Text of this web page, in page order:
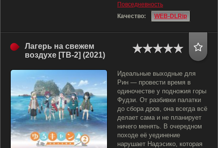
Повседневность
Качество:
WEB-DLRip
Лагерь на свежем
воздухе [ТВ-2] (2021)
Идеальные выходные для
Рин — провести время в
одиночестве у подножия горы
Фудзи. От разбивки палатки
до сбора дров, она всегда всё
делает сама и не планирует
ничего менять. В очередном
походе её уединение
нарушает Надэсико, которая